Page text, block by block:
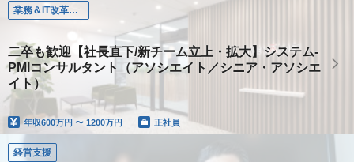
業務＆IT改革コンサルタント
二卒も歓迎【社長直下/新チーム立上・拡大】システム-
PMIコンサルタント（アソシエイト／シニア・アソシエ
イト）
年収600万円 〜 1200万円 正社員
経営支援